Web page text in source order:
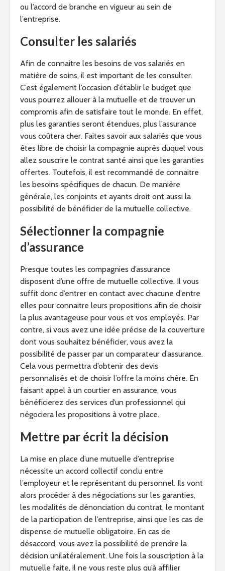
ou l’accord de branche en vigueur au sein de
l’entreprise.
Consulter les salariés
Afin de connaitre les besoins de vos salariés en
matière de soins, il est important de les consulter.
C’est également l’occasion d’établir le budget que
vous pourrez allouer à la mutuelle et de trouver un
compromis afin de satisfaire tout le monde. En effet,
plus les garanties seront étendues, plus l’assurance
vous coûtera cher. Faites savoir aux salariés que vous
êtes libre de choisir la compagnie auprès duquel vous
allez souscrire le contrat santé ainsi que les garanties
offertes. Toutefois, il est recommandé de connaitre
les besoins spécifiques de chacun. De manière
générale, les conjoints et ayants droit ont aussi la
possibilité de bénéficier de la mutuelle collective.
Sélectionner la compagnie
d’assurance
Presque toutes les compagnies d’assurance
disposent d’une offre de mutuelle collective. Il vous
suffit donc d’entrer en contact avec chacune d’entre
elles pour connaitre leurs propositions afin de choisir
la plus avantageuse pour vous et vos employés. Par
contre, si vous avez une idée précise de la couverture
dont vous souhaitez bénéficier, vous avez la
possibilité de passer par un comparateur d’assurance.
Cela vous permettra d’obtenir des devis
personnalisés et de choisir l’offre la moins chère. En
faisant appel à un courtier en assurance, vous
bénéficierez des services d’un professionnel qui
négociera les propositions à votre place.
Mettre par écrit la décision
La mise en place d’une mutuelle d’entreprise
nécessite un accord collectif conclu entre
l’employeur et le représentant du personnel. Ils vont
alors procéder à des négociations sur les garanties,
les modalités de dénonciation du contrat, le montant
de la participation de l’entreprise, ainsi que les cas de
dispense de mutuelle obligatoire. En cas de
désaccord, vous avez la possibilité de prendre la
décision unilatéralement. Une fois la souscription à la
mutuelle faite, il ne vous reste plus qu’à affilier